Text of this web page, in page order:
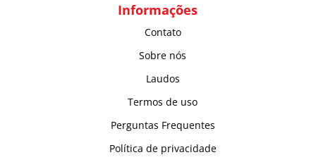
Informações
Contato
Sobre nós
Laudos
Termos de uso
Perguntas Frequentes
Política de privacidade